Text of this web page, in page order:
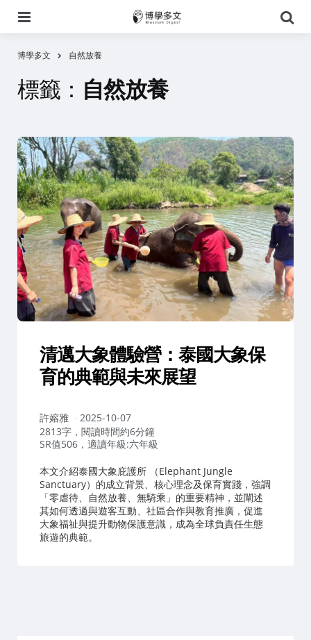
尋
博學多文 自然放養
標籤： 自然放養
清邁大象體驗營：泰國大象保
育的典範與未來展望
作
者：
許嫆雅
2025-10-07
2813字，閱讀時間約6分鐘
SR值506，適讀年級:六年級
本文介紹泰國大象庇護所 （Elephant Jungle
Sanctuary）的成立背景、核心理念及保育實踐，強調
「零虐待、自然放養、無騎乘」的重要精神，並闡述
其如何透過與遊客互動、社區合作與教育推廣，促進
大象福祉與提升動物保護意識，成為全球負責任生態
旅遊的典範。